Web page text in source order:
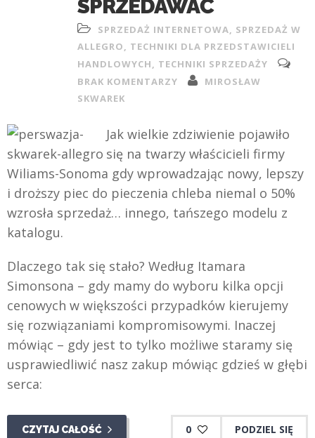
SPRZEDAWAĆ
SPRZEDAŻ INTERNETOWA, SPRZEDAŻ W
ALLEGRO, TECHNIKI DLA PRZEDSTAWICIELI
HANDLOWYCH, TECHNIKI SPRZEDAŻY
BRAK KOMENTARZY
MIROSŁAW
SKWAREK
Jak wielkie zdziwienie pojawiło
się na twarzy właścicieli firmy
Wiliams-Sonoma gdy wprowadzając nowy, lepszy
i droższy piec do pieczenia chleba niemal o 50%
wzrosła sprzedaż… innego, tańszego modelu z
katalogu.
Dlaczego tak się stało? Według Itamara
Simonsona – gdy mamy do wyboru kilka opcji
cenowych w większości przypadków kierujemy
się rozwiązaniami kompromisowymi. Inaczej
mówiąc – gdy jest to tylko możliwe staramy się
usprawiedliwić nasz zakup mówiąc gdzieś w głębi
serca:
CZYTAJ CAŁOŚĆ 0 PODZIEL SIĘ